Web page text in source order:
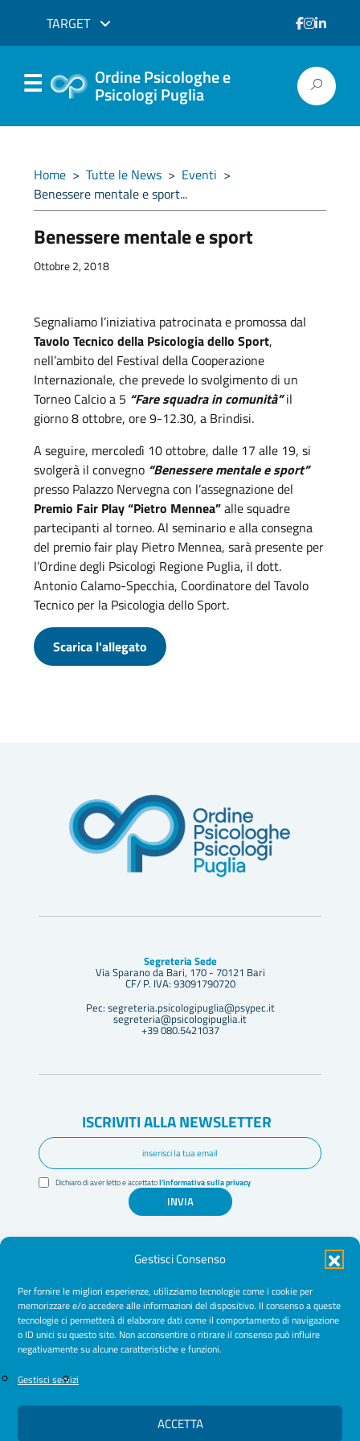
Gestisci Consenso
Per fornire le migliori esperienze, utilizziamo tecnologie come i cookie per
memorizzare e/o accedere alle informazioni del dispositivo. Il consenso a queste
tecnologie ci permetterà di elaborare dati come il comportamento di navigazione
o ID unici su questo sito. Non acconsentire o ritirare il consenso può influire
negativamente su alcune caratteristiche e funzioni.
Gestisci servizi
ACCETTA
TARGET
Ordine Psicologhe e
Psicologi Puglia
Home > Tutte le News > Eventi >
Benessere mentale e sport...
Benessere mentale e sport
Ottobre 2, 2018
Segnaliamo l’iniziativa patrocinata e promossa dal
Tavolo Tecnico della Psicologia dello Sport,
nell’ambito del Festival della Cooperazione
Internazionale, che prevede lo svolgimento di un
Torneo Calcio a 5 “Fare squadra in comunità”il
giorno 8 ottobre, ore 9-12.30, a Brindisi.
A seguire, mercoledì 10 ottobre, dalle 17 alle 19, si
svolgerà il convegno “Benessere mentale e sport”
presso Palazzo Nervegna con l’assegnazione del
Premio Fair Play “Pietro Mennea”alle squadre
partecipanti al torneo. Al seminario e alla consegna
del premio fair play Pietro Mennea, sarà presente per
l’Ordine degli Psicologi Regione Puglia, il dott.
Antonio Calamo-Specchia, Coordinatore del Tavolo
Tecnico per la Psicologia dello Sport.
Scarica l'allegato
Segreteria Sede
Via Sparano da Bari, 170 - 70121 Bari
CF/ P. IVA: 93091790720
Pec: segreteria.psicologipuglia@psypec.it
segreteria@psicologipuglia.it
+39 080.5421037
ISCRIVITI ALLA NEWSLETTER
Dichiaro di aver letto e accettatol'informativa sulla privacy
INVIA
Amministrazione Trasparente
Normative
Cookie Policy
Privacy Policy